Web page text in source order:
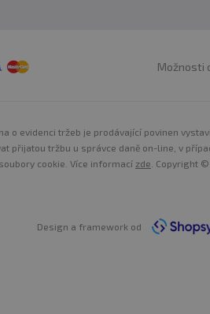
Možnosti
o evidenci tržeb je prodávající povinen
přijatou tržbu u správce daně on-line, v
cookie. Více informací zde . Copyright
Design a framework od